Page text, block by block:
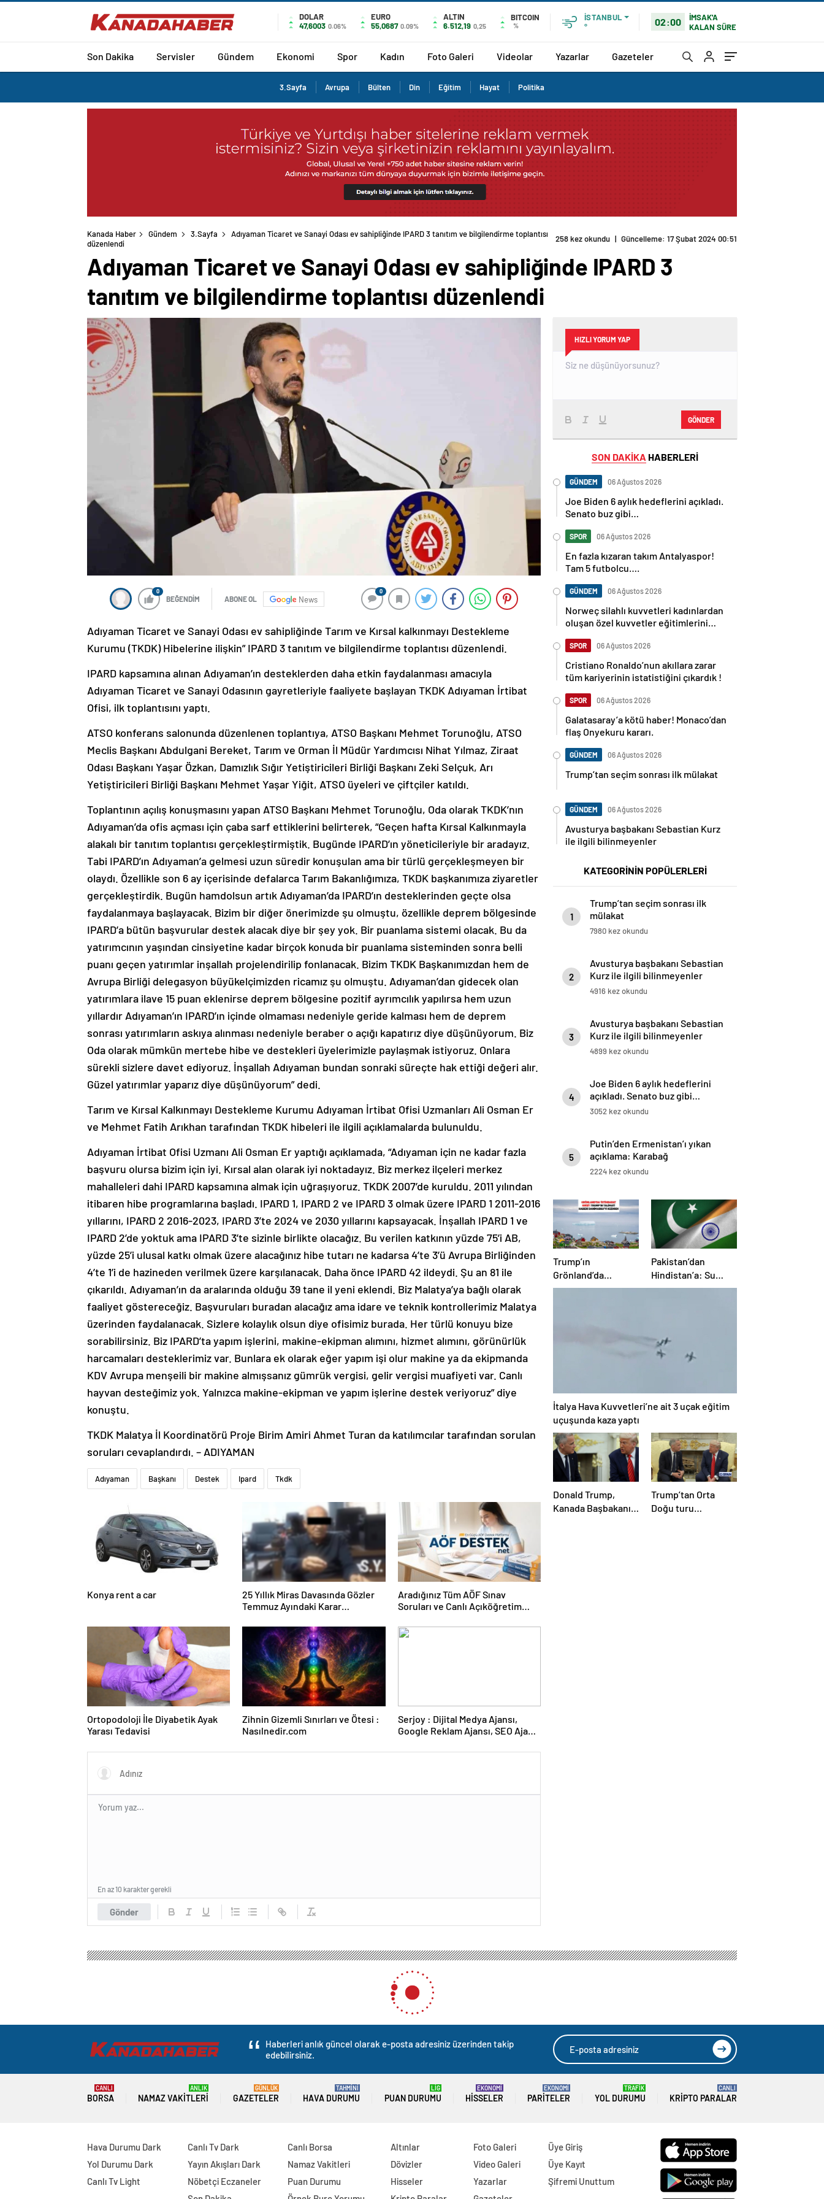
DOLAR
47,6003 0.06%
EURO
55,0687 0.09%
ALTIN
6.512,19 0,25
BITCOIN
%
İSTANBUL
°
02:00
İMSAK'A
KALAN SÜRE
Son Dakika Servisler Gündem Ekonomi Spor Kadın Foto Galeri Videolar Yazarlar Gazeteler
3.Sayfa Avrupa Bülten Din Eğitim Hayat Politika
Kanada Haber Gündem 3.Sayfa
Adıyaman Ticaret ve Sanayi Odası ev sahipliğinde IPARD 3 tanıtım ve bilgilendirme toplantısı
düzenlendi
258 kez okundu | Güncelleme: 17 Şubat 2024 00:51
Adıyaman Ticaret ve Sanayi Odası ev sahipliğinde IPARD 3
tanıtım ve bilgilendirme toplantısı düzenlendi
0
BEĞENDİM ABONE OL News
0
Adıyaman Ticaret ve Sanayi Odası ev sahipliğinde Tarım ve Kırsal kalkınmayı Destekleme
Kurumu (TKDK) Hibelerine ilişkin” IPARD 3 tanıtım ve bilgilendirme toplantısı düzenlendi.
IPARD kapsamına alınan Adıyaman’ın desteklerden daha etkin faydalanması amacıyla
Adıyaman Ticaret ve Sanayi Odasının gayretleriyle faaliyete başlayan TKDK Adıyaman İrtibat
Ofisi, ilk toplantısını yaptı.
ATSO konferans salonunda düzenlenen toplantıya, ATSO Başkanı Mehmet Torunoğlu, ATSO
Meclis Başkanı Abdulgani Bereket, Tarım ve Orman İl Müdür Yardımcısı Nihat Yılmaz, Ziraat
Odası Başkanı Yaşar Özkan, Damızlık Sığır Yetiştiricileri Birliği Başkanı Zeki Selçuk, Arı
Yetiştiricileri Birliği Başkanı Mehmet Yaşar Yiğit, ATSO üyeleri ve çiftçiler katıldı.
Toplantının açılış konuşmasını yapan ATSO Başkanı Mehmet Torunoğlu, Oda olarak TKDK’nın
Adıyaman’da ofis açması için çaba sarf ettiklerini belirterek, “Geçen hafta Kırsal Kalkınmayla
alakalı bir tanıtım toplantısı gerçekleştirmiştik. Bugünde IPARD’ın yöneticileriyle bir aradayız.
Tabi IPARD’ın Adıyaman’a gelmesi uzun süredir konuşulan ama bir türlü gerçekleşmeyen bir
olaydı. Özellikle son 6 ay içerisinde defalarca Tarım Bakanlığımıza, TKDK başkanımıza ziyaretler
gerçekleştirdik. Bugün hamdolsun artık Adıyaman’da IPARD’ın desteklerinden geçte olsa
faydalanmaya başlayacak. Bizim bir diğer önerimizde şu olmuştu, özellikle deprem bölgesinde
IPARD’a bütün başvurular destek alacak diye bir şey yok. Bir puanlama sistemi olacak. Bu da
yatırımcının yaşından cinsiyetine kadar birçok konuda bir puanlama sisteminden sonra belli
puanı geçen yatırımlar inşallah projelendirilip fonlanacak. Bizim TKDK Başkanımızdan hem de
Avrupa Birliği delegasyon büyükelçimizden ricamız şu olmuştu. Adıyaman’dan gidecek olan
yatırımlara ilave 15 puan eklenirse deprem bölgesine pozitif ayrımcılık yapılırsa hem uzun
yıllardır Adıyaman’ın IPARD’ın içinde olmaması nedeniyle geride kalması hem de deprem
sonrası yatırımların askıya alınması nedeniyle beraber o açığı kapatırız diye düşünüyorum. Biz
Oda olarak mümkün mertebe hibe ve destekleri üyelerimizle paylaşmak istiyoruz. Onlara
sürekli sizlere davet ediyoruz. İnşallah Adıyaman bundan sonraki süreçte hak ettiği değeri alır.
Güzel yatırımlar yaparız diye düşünüyorum” dedi.
Tarım ve Kırsal Kalkınmayı Destekleme Kurumu Adıyaman İrtibat Ofisi Uzmanları Ali Osman Er
ve Mehmet Fatih Arıkhan tarafından TKDK hibeleri ile ilgili açıklamalarda bulunuldu.
Adıyaman İrtibat Ofisi Uzmanı Ali Osman Er yaptığı açıklamada, “Adıyaman için ne kadar fazla
başvuru olursa bizim için iyi. Kırsal alan olarak iyi noktadayız. Biz merkez ilçeleri merkez
mahalleleri dahi IPARD kapsamına almak için uğraşıyoruz. TKDK 2007’de kuruldu. 2011 yılından
itibaren hibe programlarına başladı. IPARD 1, IPARD 2 ve IPARD 3 olmak üzere IPARD 1 2011-2016
yıllarını, IPARD 2 2016-2023, IPARD 3’te 2024 ve 2030 yıllarını kapsayacak. İnşallah IPARD 1 ve
IPARD 2’de yoktuk ama IPARD 3’te sizinle birlikte olacağız. Bu verilen katkının yüzde 75’i AB,
yüzde 25’i ulusal katkı olmak üzere alacağınız hibe tutarı ne kadarsa 4’te 3’ü Avrupa Birliğinden
4’te 1’i de hazineden verilmek üzere karşılanacak. Daha önce IPARD 42 ildeydi. Şu an 81 ile
çıkarıldı. Adıyaman’ın da aralarında olduğu 39 tane il yeni eklendi. Biz Malatya’ya bağlı olarak
faaliyet göstereceğiz. Başvuruları buradan alacağız ama idare ve teknik kontrollerimiz Malatya
üzerinden faydalanacak. Sizlere kolaylık olsun diye ofisimiz burada. Her türlü konuyu bize
sorabilirsiniz. Biz IPARD’ta yapım işlerini, makine-ekipman alımını, hizmet alımını, görünürlük
harcamaları desteklerimiz var. Bunlara ek olarak eğer yapım işi olur makine ya da ekipmanda
KDV Avrupa menşeili bir makine almışsanız gümrük vergisi, gelir vergisi muafiyeti var. Canlı
hayvan desteğimiz yok. Yalnızca makine-ekipman ve yapım işlerine destek veriyoruz” diye
konuştu.
TKDK Malatya İl Koordinatörü Proje Birim Amiri Ahmet Turan da katılımcılar tarafından sorulan
soruları cevaplandırdı. – ADIYAMAN
Adıyaman Başkanı Destek Ipard Tkdk
Konya rent a car
25 Yıllık Miras Davasında Gözler
Temmuz Ayındaki Karar
Aradığınız Tüm AÖF Sınav
Soruları ve Canlı Açıköğretim
Ortopodoloji İle Diyabetik Ayak
Yarası Tedavisi
Zihnin Gizemli Sınırları ve Ötesi :
Nasılnedir.com
Serjoy : Dijital Medya Ajansı,
Google Reklam Ajansı, SEO Ajansı
Gönder
En az 10 karakter gerekli
HIZLI YORUM YAP
GÖNDER
SON DAKİKA HABERLERİ
GÜNDEM 06 Ağustos 2026
Joe Biden 6 aylık hedeflerini açıkladı.
Senato buz gibi…
SPOR 06 Ağustos 2026
En fazla kızaran takım Antalyaspor!
Tam 5 futbolcu….
GÜNDEM 06 Ağustos 2026
Norweç silahlı kuvvetleri kadınlardan
oluşan özel kuvvetler eğitimlerini
SPOR 06 Ağustos 2026
Cristiano Ronaldo’nun akıllara zarar
tüm kariyerinin istatistiğini çıkardık !
SPOR 06 Ağustos 2026
Galatasaray’a kötü haber! Monaco’dan
flaş Onyekuru kararı.
GÜNDEM 06 Ağustos 2026
Trump’tan seçim sonrası ilk mülakat
GÜNDEM 06 Ağustos 2026
Avusturya başbakanı Sebastian Kurz
ile ilgili bilinmeyenler
KATEGORİNİN POPÜLERLERİ
1
Trump’tan seçim sonrası ilk
mülakat
7980 kez okundu
2
Avusturya başbakanı Sebastian
Kurz ile ilgili bilinmeyenler
4916 kez okundu
3
Avusturya başbakanı Sebastian
Kurz ile ilgili bilinmeyenler
4899 kez okundu
4
Joe Biden 6 aylık hedeflerini
açıkladı. Senato buz gibi…
3052 kez okundu
5
Putin’den Ermenistan’ı yıkan
açıklama: Karabağ
Azerbaycan’ın ayrılmaz bir
2224 kez okundu
Trump’ın
Grönland’da
‘casusluk’ planı kriz
Pakistan’dan
Hindistan’a: Su
bizim kırmızı
İtalya Hava Kuvvetleri’ne ait 3 uçak eğitim
uçuşunda kaza yaptı
Donald Trump,
Kanada Başbakanı
Trump’tan Orta
Doğu turu
Haberleri anlık güncel olarak e-posta adresiniz üzerinden takip
edebilirsiniz.
BORSA
CANLI
NAMAZ VAKITLERI
ANLIK
GAZETELER
GÜNLÜK
HAVA DURUMU
TAHMİNİ
PUAN DURUMU
LİG
HISSELER
EKONOMİ
PARITELER
EKONOMİ
YOL DURUMU
TRAFİK
KRIPTO PARALAR
CANLI
Hava Durumu Dark
Yol Durumu Dark
Canlı Tv Light
Canlı Tv Dark
Yayın Akışları Dark
Nöbetçi Eczaneler
Canlı Borsa
Namaz Vakitleri
Puan Durumu
Altınlar
Dövizler
Hisseler
Foto Galeri
Video Galeri
Yazarlar
Üye Giriş
Üye Kayıt
Şifremi Unuttum